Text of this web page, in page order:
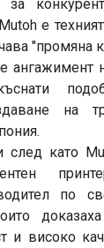
е
"промяна
ангажимент
на
след като
по
и високо